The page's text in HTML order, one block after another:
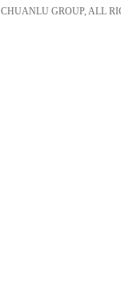
CHUANLU GROUP, ALL